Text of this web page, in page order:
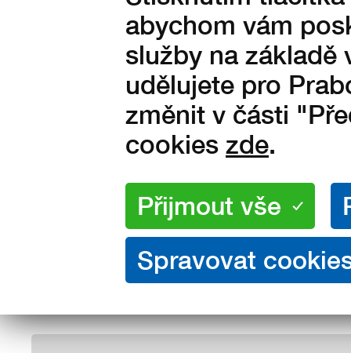
abychom vám
služby na základě
udělujete pro
změnit v části
cookies zde.
36 37 38 39